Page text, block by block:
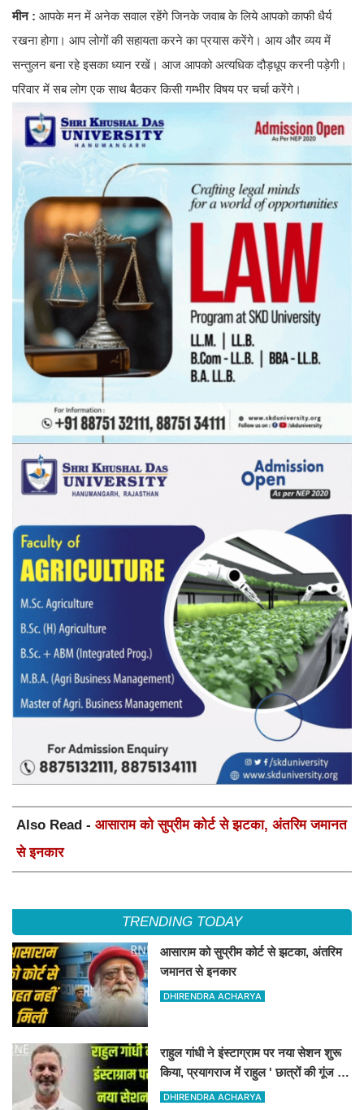
मीन : आपके मन में अनेक सवाल रहेंगे जिनके जवाब के लिये आपको काफी धैर्य
रखना होगा। आप लोगों की सहायता करने का प्रयास करेंगे। आय और व्यय में
सन्तुलन बना रहे इसका ध्यान रखें। आज आपको अत्यधिक दौड़धूप करनी पड़ेगी।
परिवार में सब लोग एक साथ बैठकर किसी गम्भीर विषय पर चर्चा करेंगे।
Also Read - आसाराम को सुप्रीम कोर्ट से झटका, अंतरिम जमानत
से इनकार
TRENDING TODAY
आसाराम को सुप्रीम कोर्ट से झटका, अंतरिम
जमानत से इनकार
DHIRENDRA ACHARYA
राहुल गांधी ने इंस्टाग्राम पर नया सेशन शुरू
किया, प्रयागराज में राहुल ' छात्रों की गूंज '
कार्यक्रम पर अडिग हुए
DHIRENDRA ACHARYA